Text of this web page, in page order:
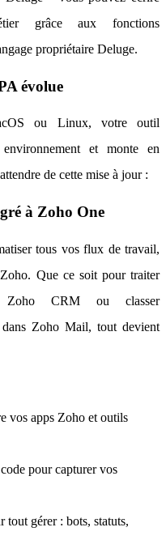
grâce aux fonctions
propriétaire Deluge.
évolue
ou Linux, votre outil
environnement et monte en
de cette mise à jour :
à Zoho One
tous vos flux de travail,
Que ce soit pour traiter
Zoho CRM ou classer
dans Zoho Mail, tout devient
vos apps Zoho et outils
pour capturer vos
tout gérer : bots, statuts,